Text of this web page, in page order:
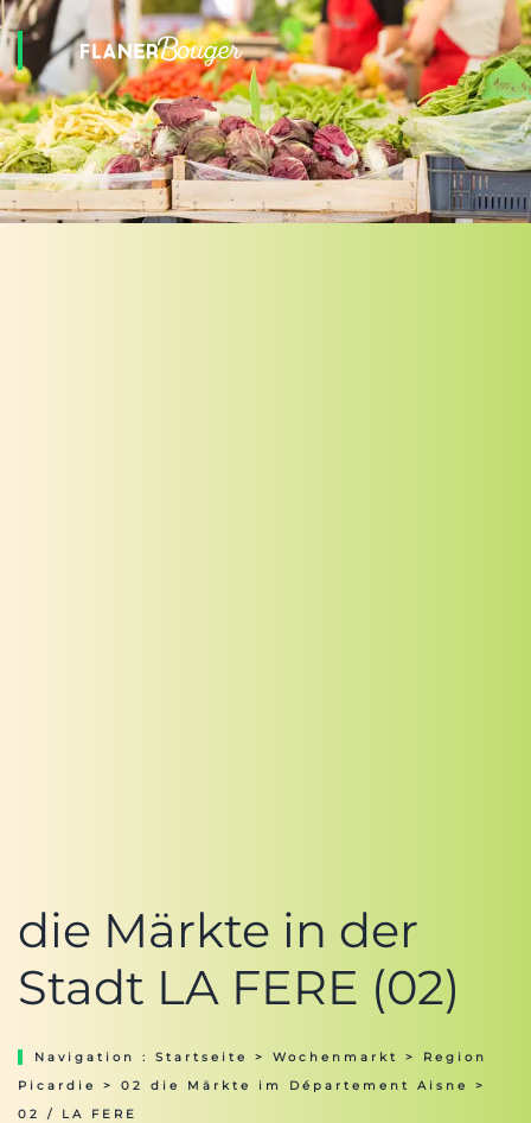
die Märkte in der
Stadt LA FERE (02)
Navigation : Startseite > Wochenmarkt > Region
Picardie
> 02 die Märkte im Département Aisne
>
02 / LA FERE